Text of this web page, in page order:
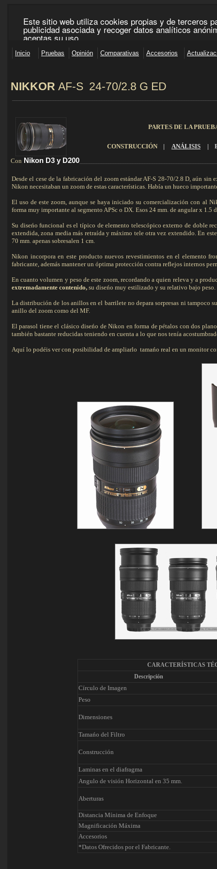
NIKKOR AF-S 24-70/2.8 G ED
PARTES DE LA
CONSTRUCCIÓN | ANÁLISIS |
Con Nikon D3 y D200
Desde el cese de la fabricación del zoom estándar AF-S 28-70/2.8 D, aún
Nikon necesitaban un zoom de estas características. Había un hueco
El uso de este zoom, aunque se haya iniciado su comercialización con al
forma muy importante al segmento APSc o DX. Esos 24 mm. de angular x 1.5
Su diseńo funcional es el típico de elemento telescópico externo de doble
extendida, zona media más retraída y máximo tele otra vez extendido. En
70 mm. apenas sobresalen 1 cm.
Nikon incorpora en este producto nuevos revestimientos en el elemento
fabricante, además mantener un óptima protección contra reflejos internos
En cuanto volumen y peso de este zoom, recordando a quien releva y a
extremadamente contenido, su diseńo muy estilizado y su relativo bajo peso.
La distribución de los anillos en el barrilete no depara sorpresas ni tampoco
anillo del zoom como del MF.
El parasol tiene el clásico diseńo de Nikon en forma de pétalos con dos
también bastante reducidas teniendo en cuenta a lo que nos tenía
Aquí lo podéis ver con posibilidad de ampliarlo tamańo real en un monitor
CARACTERÍSTICAS
Descripción
Círculo de Imagen
Peso
Dimensiones
Tamańo del Filtro
Construcción
Laminas en el diafragma
Angulo de visión Horizontal en 35 mm.
Aberturas
Distancia Mínima de Enfoque
Magnificación Máxima
Accesorios
*Datos Ofrecidos por el Fabricante.